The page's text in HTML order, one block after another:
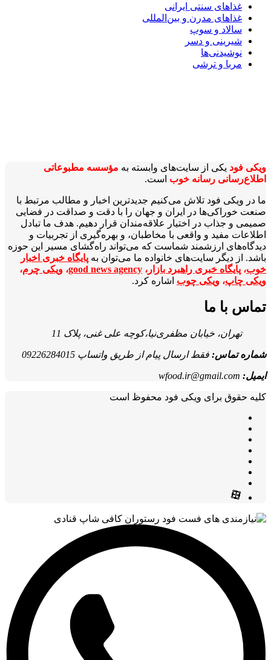
غذاهای سنتی ایرانی
غذاهای مدرن و بین‌المللی
سالاد و سوپ
شیرینی و دسر
نوشیدنی‌ها
مربا و ترشی
ویکی‌ فود یکی از سایت‌های وابسته به مؤسسه مطبوعاتی
اطلاع‌رسانی رسانه خوب است.
ما در ویکی‌ فود تلاش می‌کنیم جدیدترین اخبار و مطالب مرتبط با
صنعت خوراکی‌ها در ایران و جهان را با دقت و صداقت در فضایی
صمیمی و جذاب در اختیار علاقه‌مندان قرار دهیم. هدف ما تبادل
اطلاعات مفید و واقعی با مخاطبان، و بهره‌گیری از تجربیات و
دیدگاه‌های ارزشمند شماست که می‌تواند راه‌گشای مسیر این حوزه
باشد. از دیگر سایت‌های خانواده ما می‌توان به پایگاه خبری اخبار
خوب، پایگاه خبری راهبرد بازار ، good news agency، ویکی چرم،
ویکی چاپ، ویکی چوب اشاره کرد.
تماس با ما
تهران، خیابان مظفری‌نیا،کوچه علی غنی، پلاک 11
شماره تماس: فقط ارسال پیام از طریق واتساپ 09226284015
ایمیل: wfood.ir@gmail.com
کلیه حقوق برای ویکی فود محفوظ است